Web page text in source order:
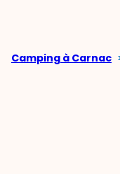
Camping à Carnac